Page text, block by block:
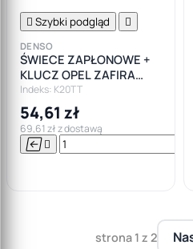
 Szybki podgląd 
DENSO
ŚWIECE ZAPŁONOWE +
KLUCZ OPEL ZAFIRA
MERIVA ANTARA
Indeks: K20TT
54,61 zł
69,61 zł z dostawą
 
strona 1 z 2